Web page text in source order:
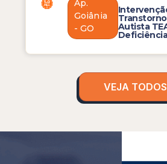
Intervenção ABA para
Transtorno do Espectro
Deficiência Intelectual
VEJA TODOS